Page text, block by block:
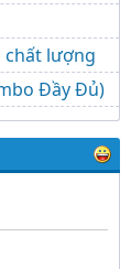
chất lượng
Đầy Đủ)